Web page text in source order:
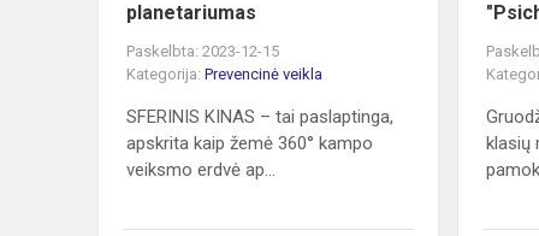
planetariumas
Paskelbta: 2023-12-15
Kategorija: Prevencinė veikla
SFERINIS KINAS – tai paslaptinga,
apskrita kaip žemė 360° kampo
veiksmo erdvė ap...
klasių